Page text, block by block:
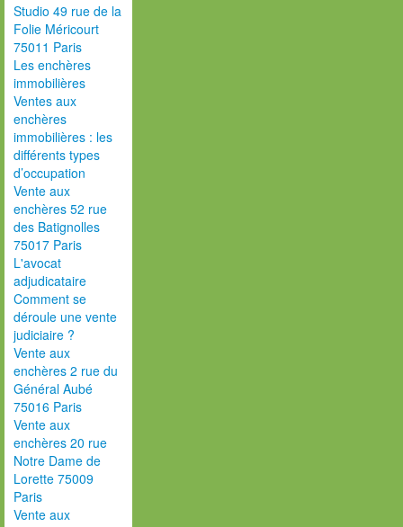
Studio 49 rue de la
Folie Méricourt
75011 Paris
Les enchères
immobilières
Ventes aux
enchères
immobilières : les
différents types
d’occupation
Vente aux
enchères 52 rue
des Batignolles
75017 Paris
L'avocat
adjudicataire
Comment se
déroule une vente
judiciaire ?
Vente aux
enchères 2 rue du
Général Aubé
75016 Paris
Vente aux
enchères 20 rue
Notre Dame de
Lorette 75009
Paris
Vente aux